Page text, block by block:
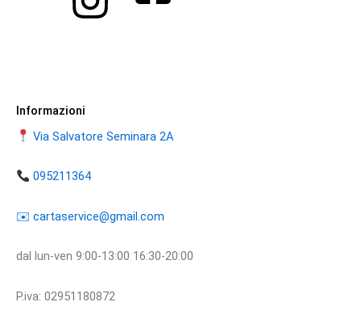
Informazioni
Via Salvatore Seminara 2A
095211364
​​✉️ ​cartaservice@gmail.com
dal lun-ven 9:00-13:00 16:30-20:00
P.iva: 02951180872